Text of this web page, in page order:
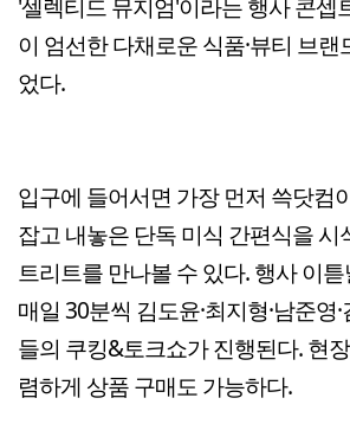
'셀렉티드 뮤지엄'이라는 행사 콘셉
이 엄선한 다채로운 식품·뷰티 브랜
었다.
입구에 들어서면 가장 먼저 쓱닷컴
잡고 내놓은 단독 미식 간편식을 시
트리트를 만나볼 수 있다. 행사 이
매일 30분씩 김도윤·최지형·남준영
들의 쿠킹&토크쇼가 진행된다. 현
렴하게 상품 구매도 가능하다.